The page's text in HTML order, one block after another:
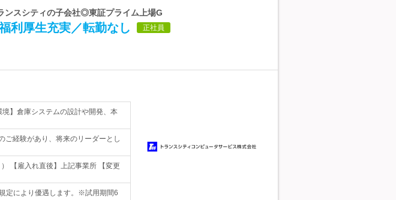
ンスシティの子会社◎東証プライム上場G
利厚生充実／転勤なし 正社員
境】倉庫システムの設計や開発、本
ご経験があり、将来のリーダーとし
【雇入れ直後】上記事業所 【変更
定により優遇します。※試用期間6